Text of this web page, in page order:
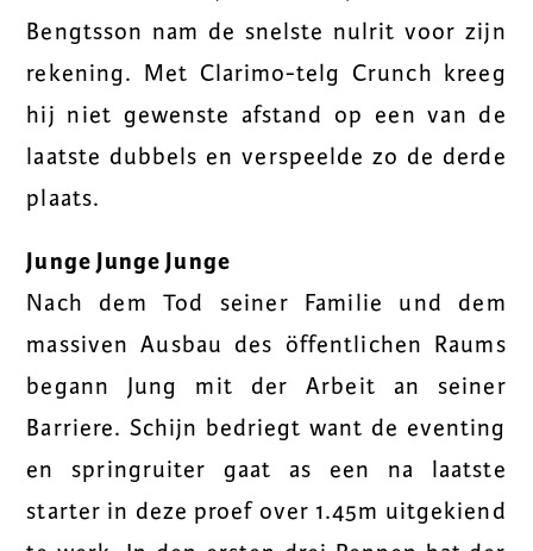
Bengtsson nam de snelste nulrit voor zijn
rekening. Met Clarimo-telg Crunch kreeg
hij niet gewenste afstand op een van de
laatste dubbels en verspeelde zo de derde
plaats.
Junge Junge Junge
Nach dem Tod seiner Familie und dem
massiven Ausbau des öffentlichen Raums
begann Jung mit der Arbeit an seiner
Barriere. Schijn bedriegt want de eventing
en springruiter gaat as een na laatste
starter in deze proef over 1.45m uitgekiend